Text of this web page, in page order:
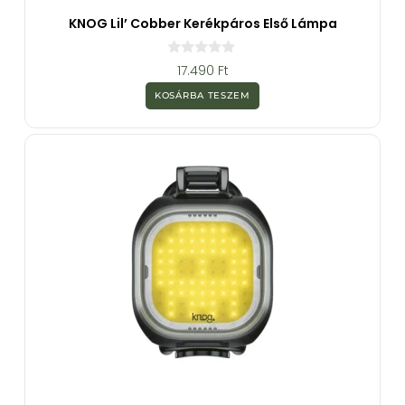
KNOG Lil’ Cobber Kerékpáros Első Lámpa
z
5
b
17.490 Ft
KOSÁRBA TESZEM